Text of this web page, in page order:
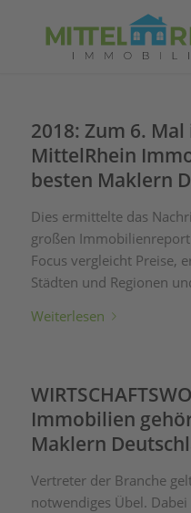
2018: Zum 6.
MittelRhein
besten Maklern
Dies ermittelte das
großen
Focus vergleicht Preise,
Städten und Regionen
Weiterlesen
Immobilien
Maklern
Vertreter der Branche
notwendiges Übel.